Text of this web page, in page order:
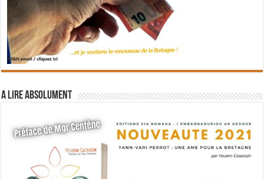
A lire absolument